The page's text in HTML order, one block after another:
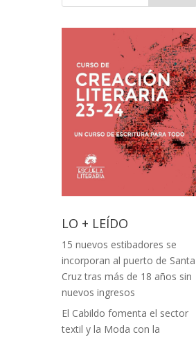
LO + LEÍDO
15 nuevos estibadores se
incorporan al puerto de Santa
Cruz tras más de 18 años sin
nuevos ingresos
El Cabildo fomenta el sector
textil y la Moda con la